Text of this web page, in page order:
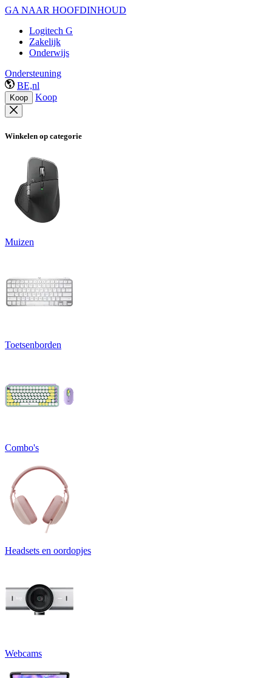
GA NAAR HOOFDINHOUD
Logitech G
Zakelijk
Onderwijs
Ondersteuning
BE,nl
Koop Koop
Winkelen op categorie
Muizen
Toetsenborden
Combo's
Headsets en oordopjes
Webcams